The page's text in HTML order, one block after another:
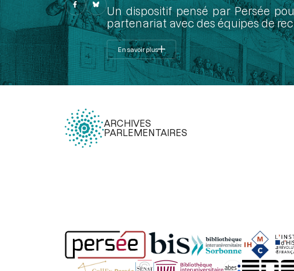
Un dispositif pensé par Persée
partenariat avec des équipes de
En savoir plus
ARCHIVES
PARLEMENTAIRES